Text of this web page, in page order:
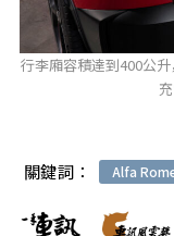
行李廂容積達到400公
關鍵詞： Alfa